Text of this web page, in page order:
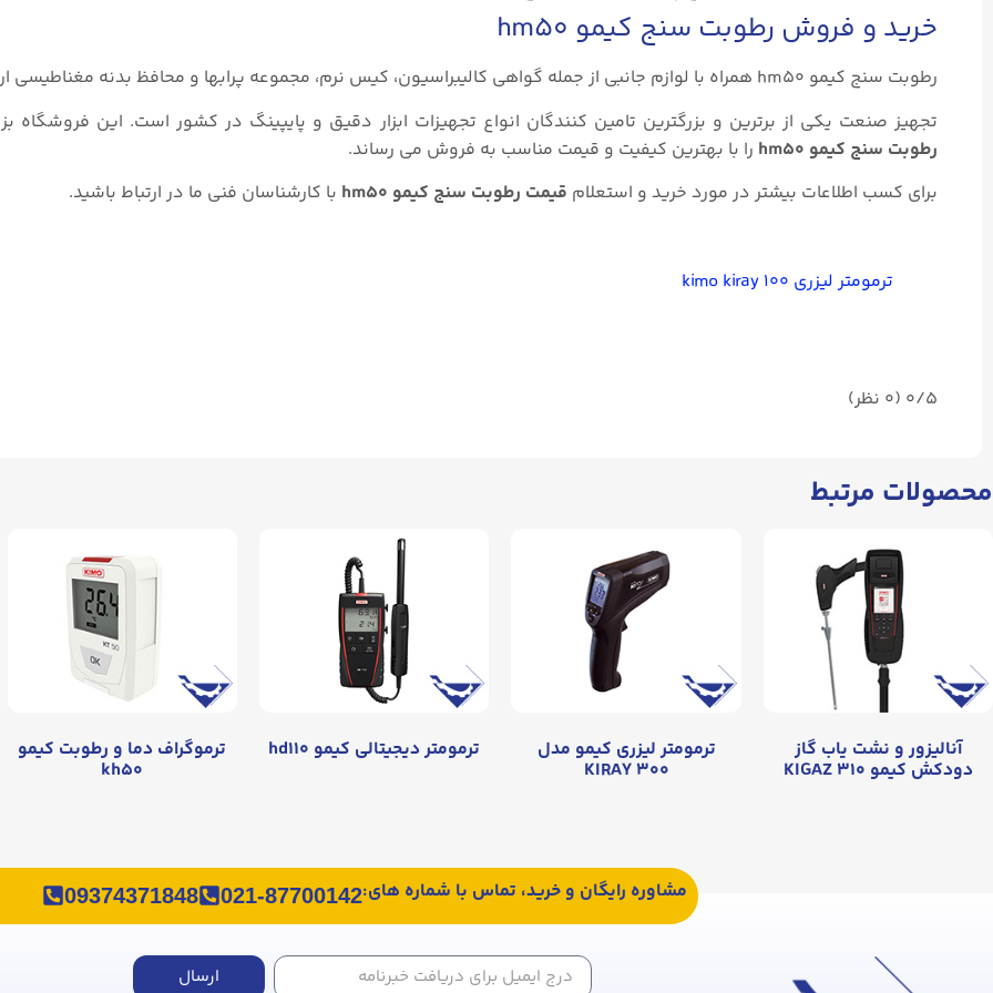
خرید و فروش رطوبت سنج کیمو hm50
رطوبت سنج کیمو hm50 همراه با لوازم جانبی از جمله گواهی کالیبراسیون، کیس نرم، مجموعه پرابها و محافظ بدنه مغناطیسی ارائه می شود.
تجهیز صنعت یکی از برترین و بزرگترین تامین کنندگان انواع تجهیزات ابزار دقیق و پایپینگ در کشور است. این فروشگاه
رطوبت سنج کیمو hm50
را با بهترین کیفیت و قیمت مناسب به فروش می رساند.
برای کسب اطلاعات بیشتر در مورد خرید و استعلام قیمت رطوبت سنج کیمو hm50 با کارشناسان فنی ما در ارتباط باشید.
ترمومتر لیزری kimo kiray ۱۰۰
0/5 (۰ نظر)
محصولات مرتبط
آنالیزور و نشت یاب گاز
دودکش کیمو KIGAZ ۳۱۰
ترمومتر لیزری کیمو مدل
KIRAY ۳۰۰
ترمومتر دیجیتالی کیمو hd۱۱۰ ترموگراف دما و رطوبت کیمو
kh۵۰
مشاوره رایگان و خرید، تماس با شماره های:021-87700142
09374371848
ارسال